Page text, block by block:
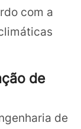
com a
de
de